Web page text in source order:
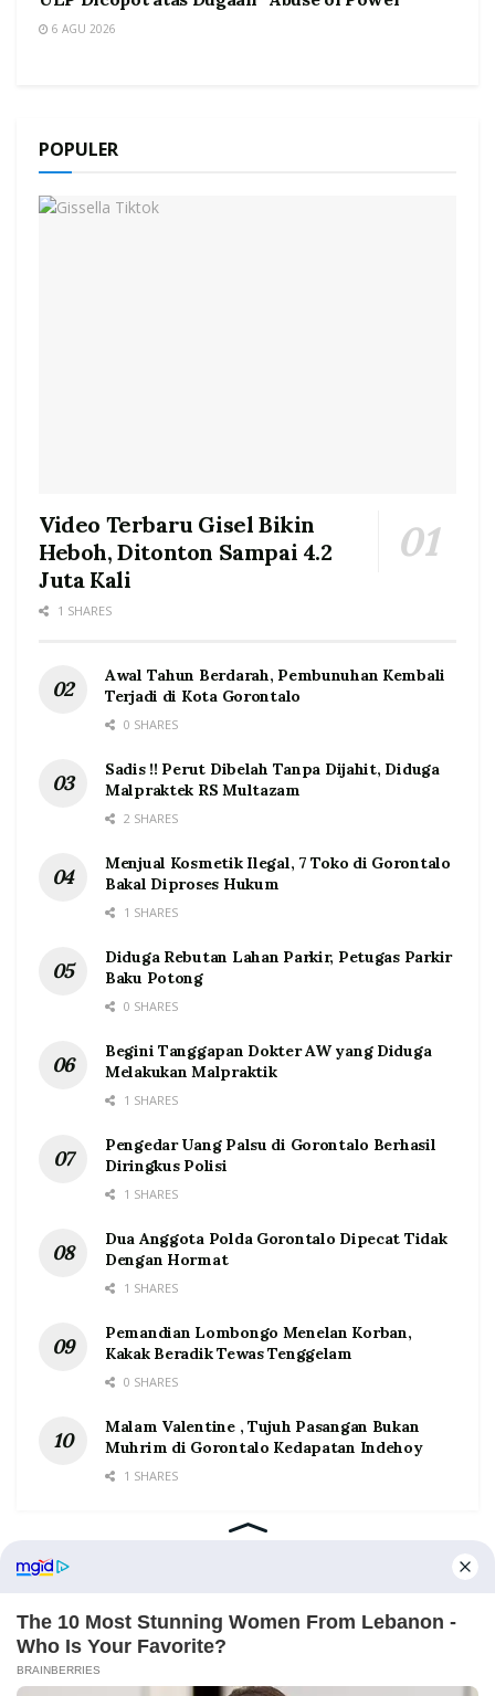
6 AGU 2026
POPULER
Video Terbaru Gisel Bikin
Heboh, Ditonton Sampai 4.2
Juta Kali
1 SHARES
Awal Tahun Berdarah, Pembunuhan Kembali
Terjadi di Kota Gorontalo
0 SHARES
Sadis !! Perut Dibelah Tanpa Dijahit, Diduga
Malpraktek RS Multazam
2 SHARES
Menjual Kosmetik Ilegal, 7 Toko di Gorontalo
Bakal Diproses Hukum
1 SHARES
Diduga Rebutan Lahan Parkir, Petugas Parkir
Baku Potong
0 SHARES
Begini Tanggapan Dokter AW yang Diduga
Melakukan Malpraktik
1 SHARES
Pengedar Uang Palsu di Gorontalo Berhasil
Diringkus Polisi
1 SHARES
Dua Anggota Polda Gorontalo Dipecat Tidak
Dengan Hormat
1 SHARES
Pemandian Lombongo Menelan Korban,
Kakak Beradik Tewas Tenggelam
0 SHARES
Malam Valentine , Tujuh Pasangan Bukan
Muhrim di Gorontalo Kedapatan Indehoy
1 SHARES
Home Tentang Kontak Redaksi Pedoman Media Siber